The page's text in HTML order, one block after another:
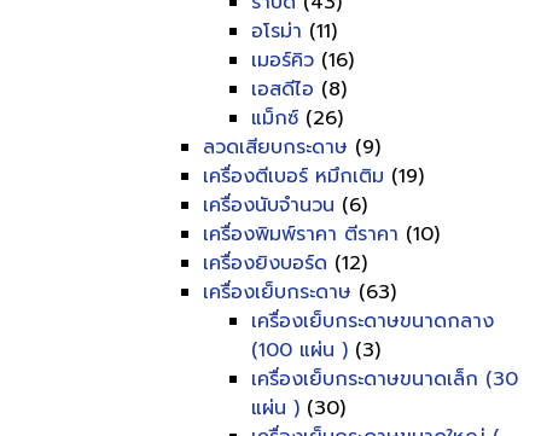
อโรม่า (11)
เมอร์คิว (16)
เอสดีไอ (8)
แม็กซ์ (26)
ลวดเสียบกระดาษ (9)
เครื่องตีเบอร์ หมึกเติม (19)
เครื่องนับจำนวน (6)
เครื่องพิมพ์ราคา ตีราคา (10)
เครื่องยิงบอร์ด (12)
เครื่องเย็บกระดาษ (63)
เครื่องเย็บกระดาษขนาดกลาง
(100 แผ่น ) (3)
เครื่องเย็บกระดาษขนาดเล็ก (30
แผ่น ) (30)